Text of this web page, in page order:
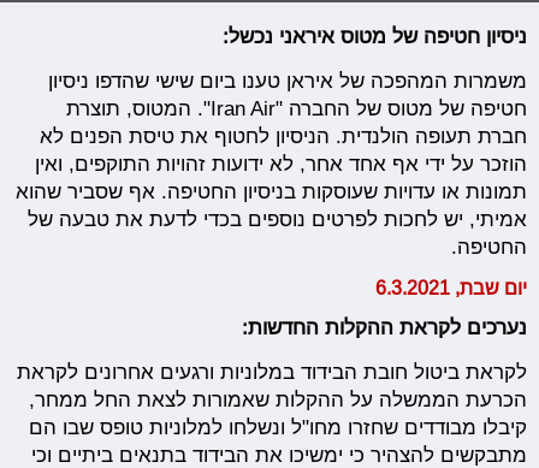
ניסיון חטיפה של מטוס איראני נכשל:
משמרות המהפכה של איראן טענו ביום שישי שהדפו ניסיון
חטיפה של מטוס של החברה "Iran Air". המטוס, תוצרת
חברת תעופה הולנדית. הניסיון לחטוף את טיסת הפנים לא
הוזכר על ידי אף אחד אחר, לא ידועות זהויות התוקפים, ואין
תמונות או עדויות שעוסקות בניסיון החטיפה. אף שסביר שהוא
אמיתי, יש לחכות לפרטים נוספים בכדי לדעת את טבעה של
החטיפה.
יום שבת, 6.3.2021
נערכים לקראת ההקלות החדשות:
לקראת ביטול חובת הבידוד במלוניות ורגעים אחרונים לקראת
הכרעת הממשלה על ההקלות שאמורות לצאת החל ממחר,
קיבלו מבודדים שחזרו מחו"ל ונשלחו למלוניות טופס שבו הם
מתבקשים להצהיר כי ימשיכו את הבידוד בתנאים ביתיים וכי